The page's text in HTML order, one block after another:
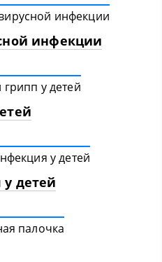
инфекции
детей